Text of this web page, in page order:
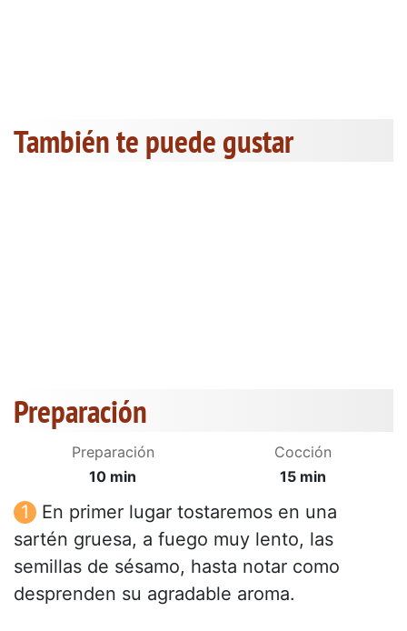
También te puede gustar
Preparación
Preparación
10 min
Cocción
15 min
En primer lugar tostaremos en una
sartén gruesa, a fuego muy lento, las
semillas de sésamo, hasta notar como
desprenden su agradable aroma.